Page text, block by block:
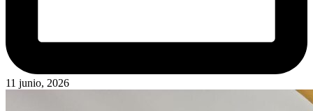
11 junio, 2026